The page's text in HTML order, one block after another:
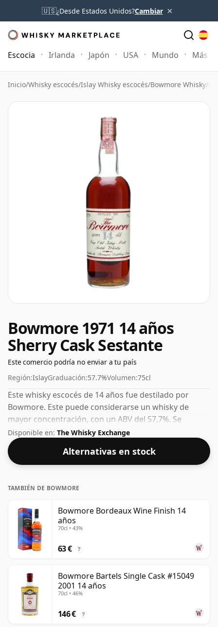
🇺🇸¿Desde Estados Unidos?Cambiar ×
Escocia Irlanda Japón USA Mundo Más
Inicio/Whisky escocés/Islay Whisky escocés/Bowmore Whisky/
Bowmore 1971 14 años
Sherry Cask Sestante
Este comercio podría no enviar a tu país
Región:IslayGraduación:57.7%Volumen:75cl
Este whisky escocés de 14 años fue destilado por
Bowmore. Este puede considerarse un whisky de
mayor concentración, con un ABV del 57,7%. Se
presenta en el tamaño de embotellado habitual de 75
cl.
Disponible en: The Whisky Exchange
Alternativas en stock
TAMBIÉN DE BOWMORE
Bowmore Bordeaux Wine Finish 14
años
70cl • 43%
63 € ?
Bowmore Bartels Single Cask #15049
2001 14 años
70cl • 46%
146 € ?